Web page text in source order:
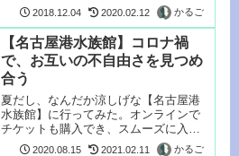
2018.12.04 2020.02.12 かるご
【名古屋港水族館】コロナ禍
で、お互いの不自由さを見つめ
合う
夏だし、なんだか涼しげな【名古屋港
水族館】に行ってみた。オンラインで
チケットも購入でき、スムーズに入
館。入り口...
2020.08.15 2021.02.11 かるご